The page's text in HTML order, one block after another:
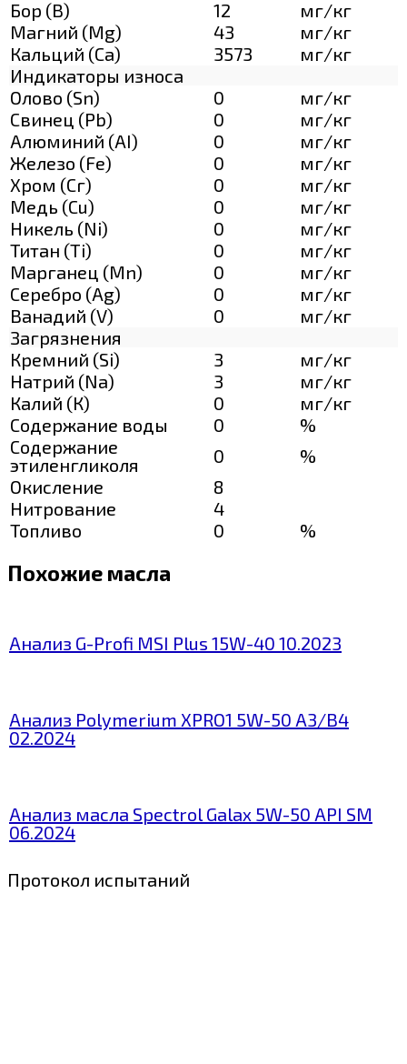
Бор (В)
12
мг/кг
Магний (Mg)
43
мг/кг
Кальций (Са)
3573
мг/кг
Индикаторы износа
Олово (Sn)
0
мг/кг
Свинец (Pb)
0
мг/кг
Алюминий (AI)
0
мг/кг
Железо (Fe)
0
мг/кг
Хром (Сг)
0
мг/кг
Медь (Cu)
0
мг/кг
Никель (Ni)
0
мг/кг
Титан (Ti)
0
мг/кг
Марганец (Mn)
0
мг/кг
Серебро (Ag)
0
мг/кг
Ванадий (V)
0
мг/кг
Загрязнения
Кремний (Si)
3
мг/кг
Натрий (Na)
3
мг/кг
Калий (К)
0
мг/кг
Содержание воды
0
%
Содержание
этиленгликоля
0
%
Окисление
8
Нитрование
4
Топливо
0 %
Похожие масла
Анализ G-Profi MSI Plus 15W-40 10.2023
Анализ Polymerium XPRO1 5W-50 A3/B4
02.2024
Анализ масла Spectrol Galax 5W-50 API SM
06.2024
Протокол испытаний